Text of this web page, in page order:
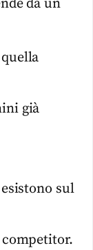
da un
già
sul